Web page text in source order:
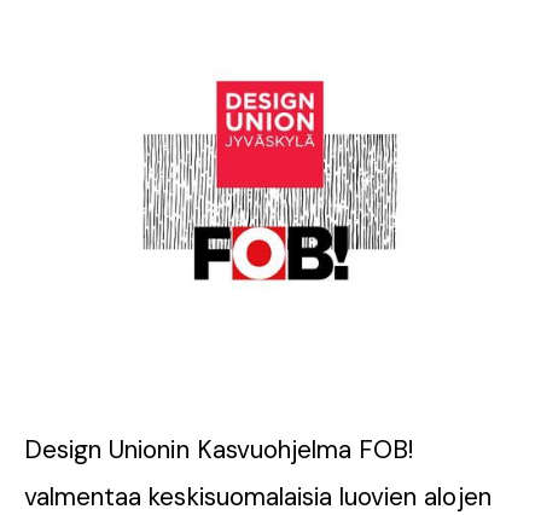
Design Unionin Kasvuohjelma FOB!
valmentaa keskisuomalaisia luovien alojen